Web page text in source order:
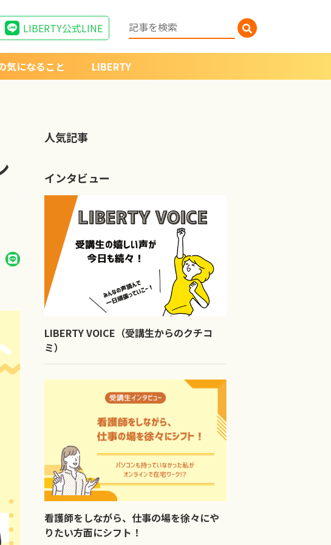
LIBERTY公式LINE
気になること LIBERTY
人気記事
インタビュー
LIBERTY VOICE（受講生からのクチコ
ミ）
看護師をしながら、仕事の場を徐々にや
りたい方面にシフト！